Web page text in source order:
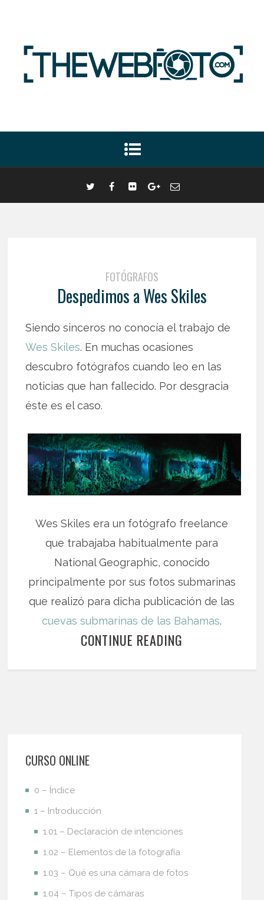
FOTÓGRAFOS
Despedimos a Wes Skiles
Siendo sinceros no conocía el trabajo de
Wes Skiles. En muchas ocasiones
descubro fotógrafos cuando leo en las
noticias que han fallecido. Por desgracia
éste es el caso.
Wes Skiles era un fotógrafo freelance
que trabajaba habitualmente para
National Geographic, conocido
principalmente por sus fotos submarinas
que realizó para dicha publicación de las
cuevas submarinas de las Bahamas.
CONTINUE READING
CURSO ONLINE
0 – Índice
1 – Introducción
1.01 – Declaración de intenciones
1.02 – Elementos de la fotografía
1.03 – Qué es una cámara de fotos
1.04 – Tipos de cámaras